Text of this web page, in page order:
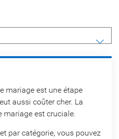
mariage est une étape
aussi coûter cher. La
mariage est cruciale.
par catégorie, vous pouvez